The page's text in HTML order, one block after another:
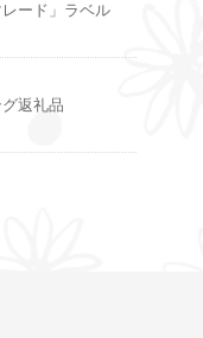
ード」ラベル
返礼品